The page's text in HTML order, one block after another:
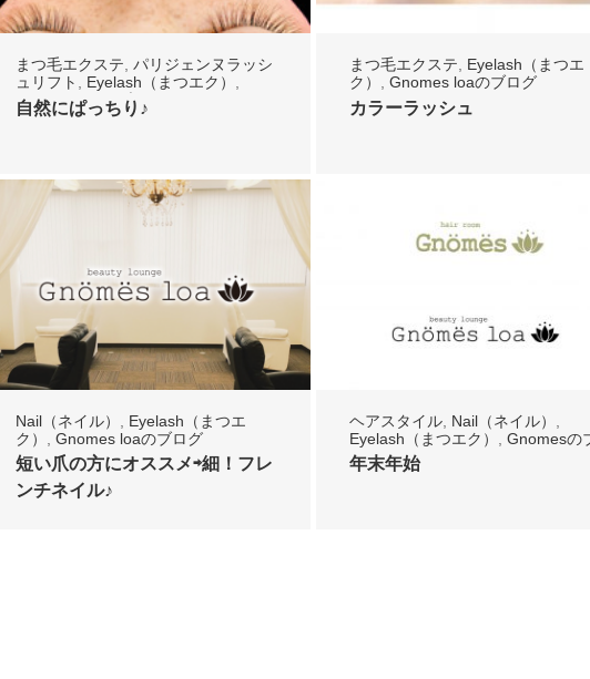
まつ毛エクステ パリジェンヌラッシ
ュリフト
Eyelash（まつエク）
Gnomes loaのブログ
自然にぱっちり♪
まつ毛エクステ
Eyelash（まつエ
ク）
Gnomes loaのブログ
カラーラッシュ
Nail（ネイル）
Eyelash（まつエ
ク）
Gnomes loaのブログ
短い爪の方にオススメ⇨細！フレ
ンチネイル♪
ヘアスタイル Nail（ネイル）
Eyelash（まつエク）
Gnomesの
ログ,Gnomes loaのブログ
年末年始